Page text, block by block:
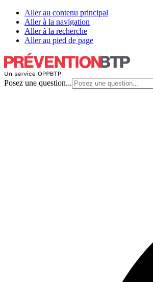
Aller au contenu principal
Aller à la navigation
Aller à la recherche
Aller au pied de page
Posez une question...